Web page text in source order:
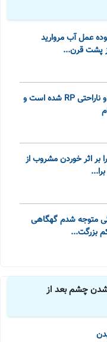
سالشه وقتی 7 ساله بوده عمل آب مروارید
پشت قرن...
چشم بنده از 20 سالگی دچار مشکل شبکیه و ناراحتی RP شده است و
را بر اثر خوردن مشروب از
پنج سال داره توی 9 ماهگی متوجه شدم گهگاهی
بزرگت...
چشم بعد از